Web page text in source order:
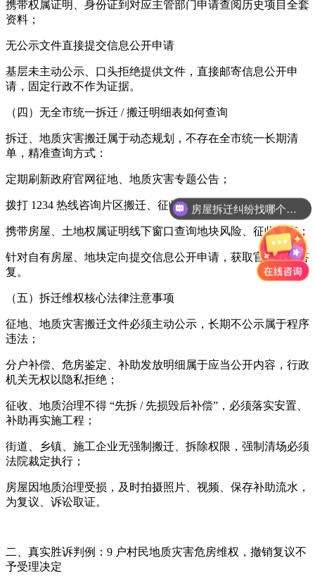
携带权属证明、身份证到对应主管部门申请查阅历史项目全套
资料；
无公示文件直接提交信息公开申请
基层未主动公示、口头拒绝提供文件，直接邮寄信息公开申
请，固定行政不作为证据。
（四）无全市统一拆迁 / 搬迁明细表如何查询
拆迁、地质灾害搬迁属于动态规划，不存在全市统一长期清
单，精准查询方式：
定期刷新政府官网征地、地质灾害专题公告；
拨打 1234 热线咨询片区搬迁、征收规划；
携带房屋、土地权属证明线下窗口查询地块风险、征收状态；
针对自有房屋、地块定向提交信息公开申请，获取官方书面答
复。
（五）拆迁维权核心法律注意事项
征地、地质灾害搬迁文件必须主动公示，长期不公示属于程序
违法；
分户补偿、危房鉴定、补助发放明细属于应当公开内容，行政
机关无权以隐私拒绝；
征收、地质治理不得 “先拆 / 先损毁后补偿”，必须落实安置、
补助再实施工程；
街道、乡镇、施工企业无强制搬迁、拆除权限，强制清场必须
法院裁定执行；
房屋因地质治理受损，及时拍摄照片、视频、保存补助流水，
为复议、诉讼取证。
二、真实胜诉判例：9 户村民地质灾害危房维权，撤销复议不
予受理决定
宅基地拆迁怎么赔偿？